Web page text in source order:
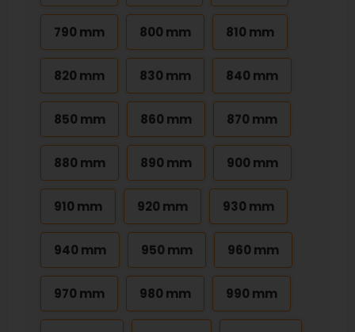
790 mm 800 mm 810 mm
820 mm 830 mm 840 mm
850 mm 860 mm 870 mm
880 mm 890 mm 900 mm
910 mm 920 mm 930 mm
940 mm 950 mm 960 mm
970 mm 980 mm 990 mm